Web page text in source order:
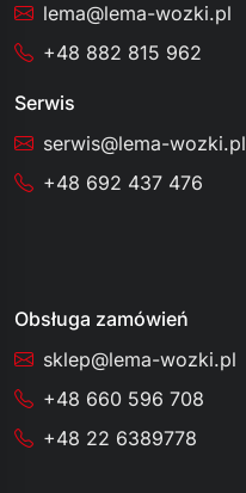
lema@lema-wozki.pl
+48 882 815 962
Serwis
serwis@lema-wozki.pl
+48 692 437 476
Obsługa zamówień
sklep@lema-wozki.pl
+48 660 596 708
+48 22 6389778